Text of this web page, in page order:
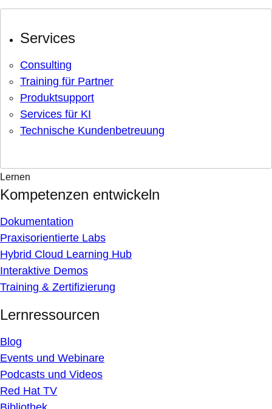
Services
Consulting
Training für Partner
Produktsupport
Services für KI
Technische Kundenbetreuung
Lernen
Kompetenzen entwickeln
Dokumentation
Praxisorientierte Labs
Hybrid Cloud Learning Hub
Interaktive Demos
Training & Zertifizierung
Lernressourcen
Blog
Events und Webinare
Podcasts und Videos
Red Hat TV